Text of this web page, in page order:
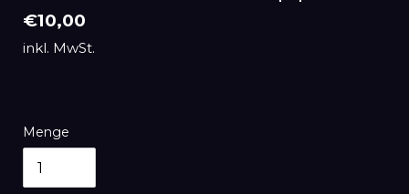
Normaler
Preis
€10,00
inkl. MwSt.
Menge